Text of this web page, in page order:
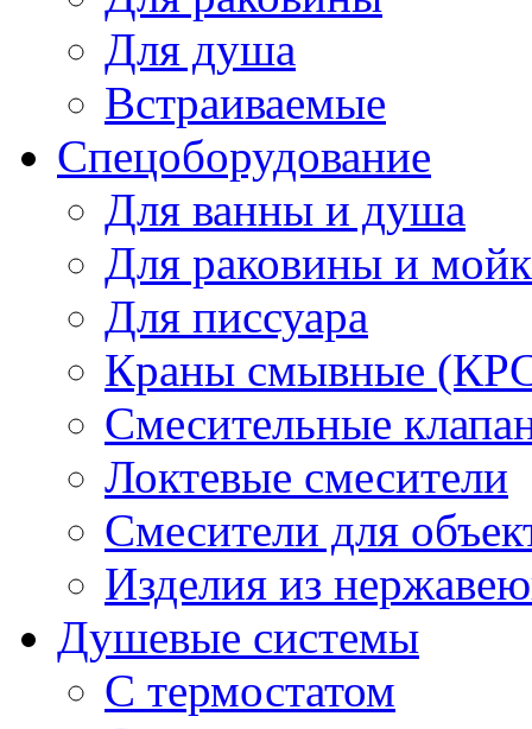
Для душа
Встраиваемые
Спецоборудование
Для ванны и душа
Для раковины и
Для писсуара
Краны смывные
Смесительные
Локтевые смесители
Смесители для
Изделия из
Душевые системы
С термостатом